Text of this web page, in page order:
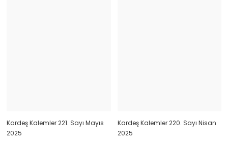
Kardeş Kalemler 221. Sayı Mayıs
2025
Kardeş Kalemler 220. Sayı Nisan
2025